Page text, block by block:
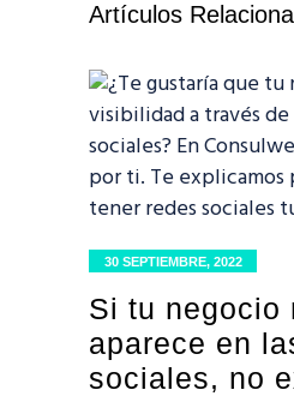
Artículos
30 SEPTIEMBRE, 2022
Si tu negocio
aparece en
sociales, no